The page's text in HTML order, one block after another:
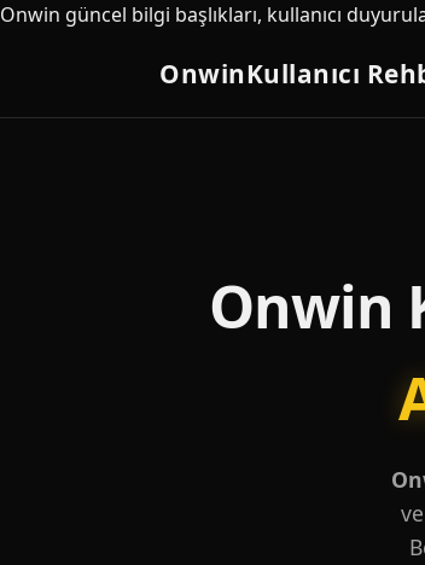
Onwin güncel bilgi başlıkları, kullanıcı
OnwinKullanıcı
Onwin